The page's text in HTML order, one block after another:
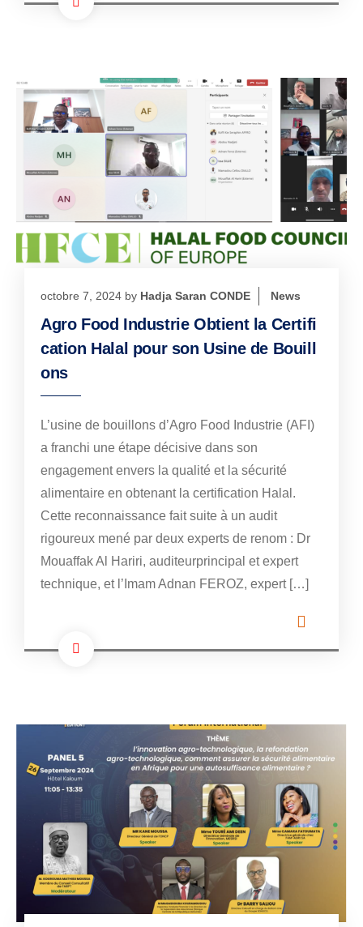
octobre 7, 2024 by Hadja Saran CONDE News
Agro Food Industrie Obtient la Certifi
cation Halal pour son Usine de Bouill
ons
L’usine de bouillons d’Agro Food Industrie (AFI)
a franchi une étape décisive dans son
engagement envers la qualité et la sécurité
alimentaire en obtenant la certification Halal.
Cette reconnaissance fait suite à un audit
rigoureux mené par deux experts de renom : Dr
Mouaffak Al Hariri, auditeurprincipal et expert
technique, et l’Imam Adnan FEROZ, expert […]